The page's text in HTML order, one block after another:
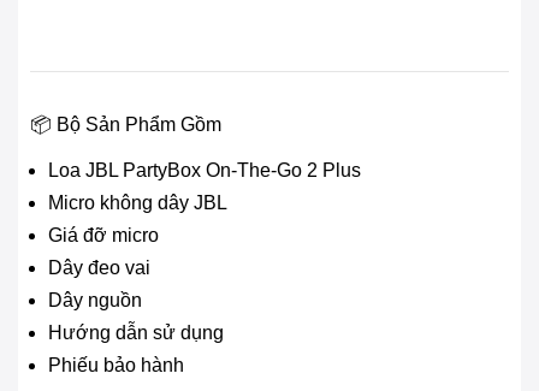
📦 Bộ Sản Phẩm Gồm
Loa JBL PartyBox On-The-Go 2 Plus
Micro không dây JBL
Giá đỡ micro
Dây đeo vai
Dây nguồn
Hướng dẫn sử dụng
Phiếu bảo hành